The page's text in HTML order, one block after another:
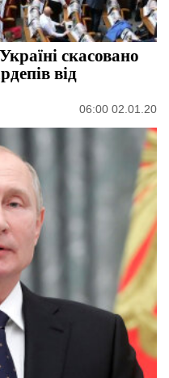
скасовано
від
06:00 02.01.20